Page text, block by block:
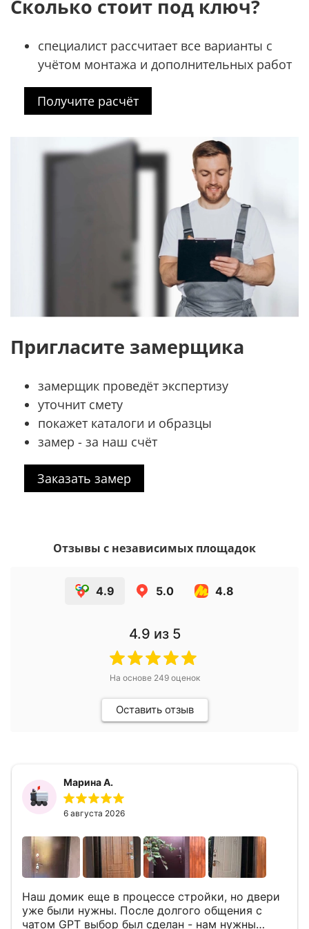
Сколько стоит под ключ?
специалист рассчитает все варианты с
учётом монтажа и дополнительных работ
Получите расчёт
Пригласите замерщика
замерщик проведёт экспертизу
уточнит смету
покажет каталоги и образцы
замер - за наш счёт
Заказать замер
Отзывы с независимых площадок
4.9 5.0 4.8
4.9 из 5
На основе 249оценок
Оставить отзыв
Марина А.
6 августа 2026
Наш домик еще в процессе стройки, но двери
уже были нужны. После долгого общения с
чатом GPT выбор был сделан - нам нужны